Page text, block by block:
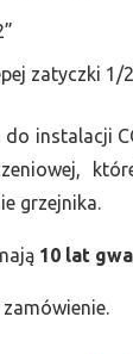
zatyczki 1/
do instalacji
grzejnika.
10 lat